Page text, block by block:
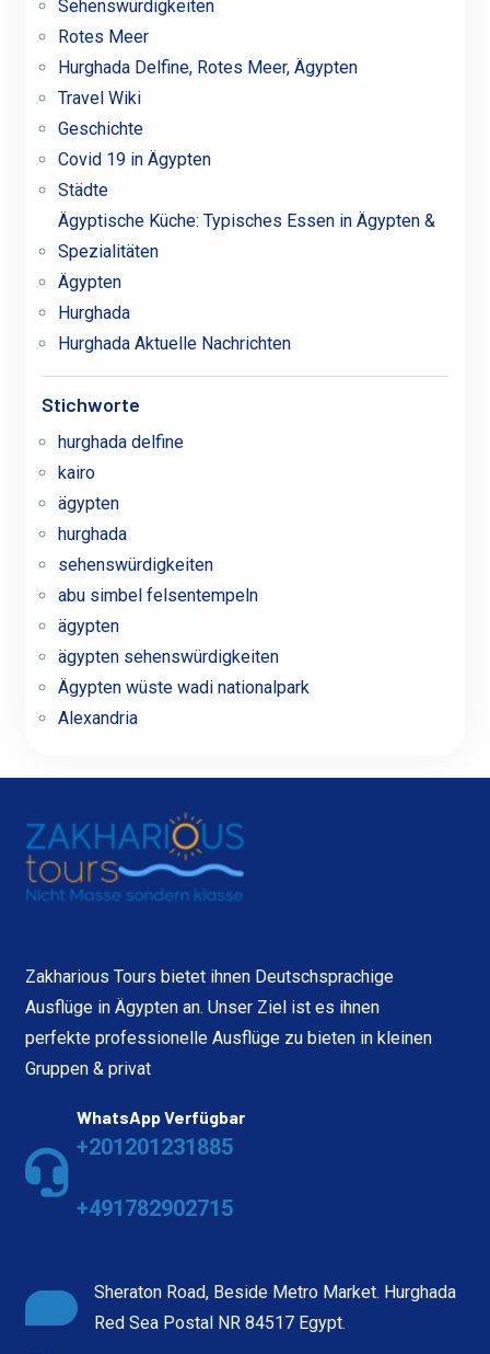
Sehenswürdigkeiten
Rotes Meer
Hurghada Delfine, Rotes Meer, Ägypten
Travel Wiki
Geschichte
Covid 19 in Ägypten
Städte
Ägyptische Küche: Typisches Essen in Ägypten &
Spezialitäten
Ägypten
Hurghada
Hurghada Aktuelle Nachrichten
Stichworte
hurghada delfine
kairo
ägypten
hurghada
sehenswürdigkeiten
abu simbel felsentempeln
ägypten
ägypten sehenswürdigkeiten
Ägypten wüste wadi nationalpark
Alexandria
Zakharious Tours bietet ihnen Deutschsprachige
Ausflüge in Ägypten an. Unser Ziel ist es ihnen
perfekte professionelle Ausflüge zu bieten in kleinen
Gruppen & privat
WhatsApp Verfügbar
+201201231885
+491782902715
Sheraton Road, Beside Metro Market. Hurghada
Red Sea Postal NR 84517 Egypt.